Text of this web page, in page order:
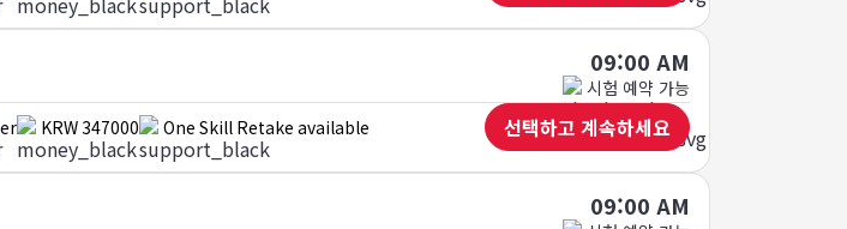
09:00 AM
시험 예약 가능
KRW 347000 One Skill Retake available 선택하고 계속하세요
09:00 AM